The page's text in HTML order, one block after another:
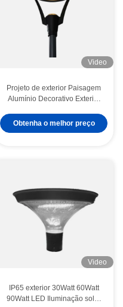
Video
Projeto de exterior Paisagem
Alumínio Decorativo Exterior
Para caminho
Obtenha o melhor preço
Video
IP65 exterior 30Watt 60Watt
90Watt LED Iluminação solar